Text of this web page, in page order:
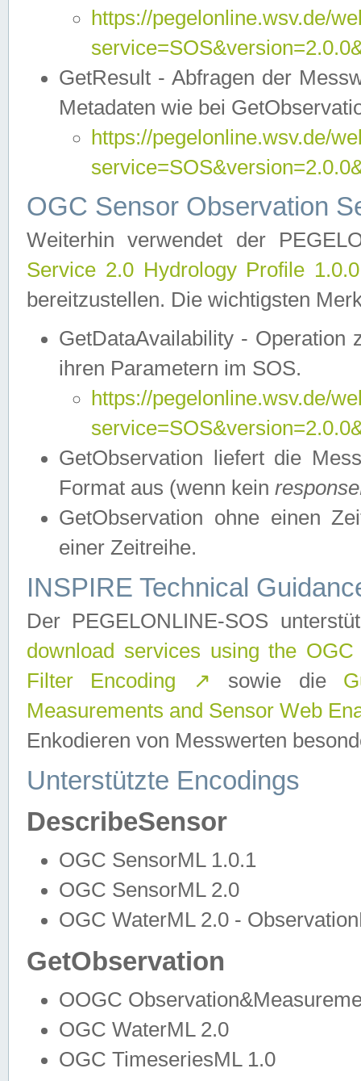
https://pegelonline.wsv.de/
GetResult - Abfragen der
Metadaten wie bei
https://pegelonline.wsv.de/
OGC Sensor Observation
Weiterhin verwendet der
Service 2.0 Hydrology Profile
bereitzustellen. Die wichtigsten
GetDataAvailability - Operation
ihren Parametern im SOS.
https://pegelonline.wsv.de/
GetObservation liefert die
Format aus (wenn kein
GetObservation ohne einen
einer Zeitreihe.
INSPIRE Technical
Der PEGELONLINE-SOS
download services using the
Filter Encoding
↗ sowie die
Measurements and Sensor Web
Enkodieren von Messwerten
Unterstützte Encodings
DescribeSensor
OGC SensorML 1.0.1
OGC SensorML 2.0
OGC WaterML 2.0 -
GetObservation
OOGC
OGC WaterML 2.0
OGC TimeseriesML 1.0